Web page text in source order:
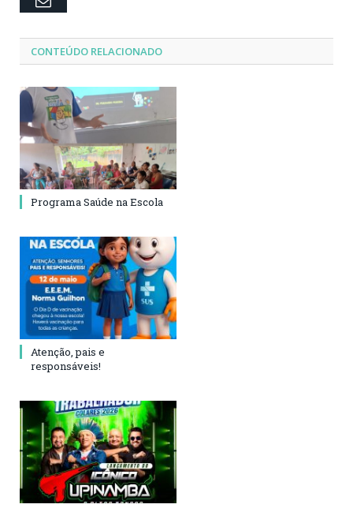
CONTEÚDO RELACIONADO
Programa Saúde na Escola
Atenção, pais e
responsáveis!